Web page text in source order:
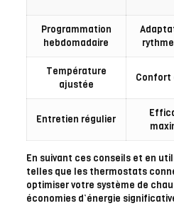
Programmation
hebdomadaire
Température
ajustée
Confort
Entretien régulier
En suivant ces conseils et en
telles que les thermostats
optimiser votre système de
économies d’énergie